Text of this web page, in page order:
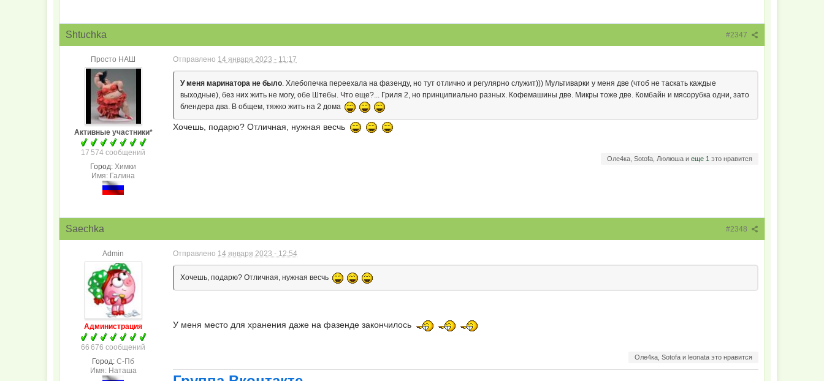
#2347
Shtuchka
Просто НАШ
Активные участники*
17 574 сообщений
Город: Химки
Имя: Галина
Отправлено 14 января 2023 - 11:17
У меня маринатора не было. Хлебопечка переехала на фазенду, но тут отлично и регулярно служит))) Мультиварки у меня две (чтоб не таскать каждые
выходные), без них жить не могу, обе Штебы. Что еще?... Гриля 2, но принципиально разных. Кофемашины две. Микры тоже две. Комбайн и мясорубка одни, зато
блендера два. В общем, тяжко жить на 2 дома
Хочешь, подарю? Отличная, нужная весчь
Оле4ка, Sotofa, Люлюша и еще 1 это нравится
#2348
Saechka
Admin
Администрация
66 676 сообщений
Город: С-Пб
Имя: Наташа
Отправлено 14 января 2023 - 12:54
Хочешь, подарю? Отличная, нужная весчь
У меня место для хранения даже на фазенде закончилось
Оле4ка, Sotofa и leonata это нравится